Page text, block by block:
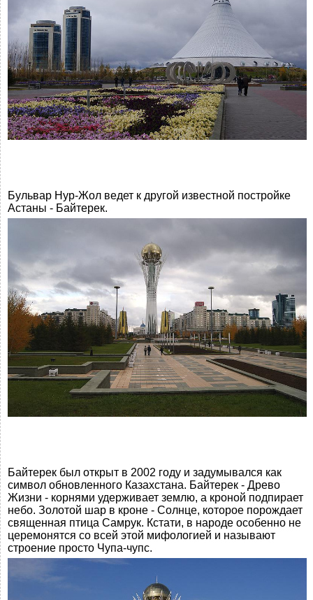
Бульвар Нур-Жол ведет к другой известной постройке
Астаны - Байтерек.
Байтерек был открыт в 2002 году и задумывался как
символ обновленного Казахстана. Байтерек - Древо
Жизни - корнями удерживает землю, а кроной подпирает
небо. Золотой шар в кроне - Солнце, которое порождает
священная птица Самрук. Кстати, в народе особенно не
церемонятся со всей этой мифологией и называют
строение просто Чупа-чупс.